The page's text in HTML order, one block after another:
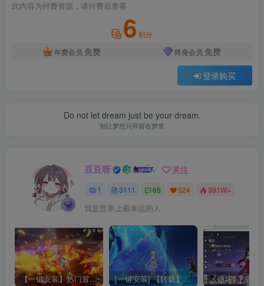
此内容为付费资源，请付费后查看
6 积分
年费会员 免费 终身会员 免费
登录购买
Do not let dream just be your dream.
别让梦想只停留在梦里
豆豆呀 关注
1 3111 65 524 391W+
我是世界上最幸运的人
【一键安装】热门冒险策略类游戏崩坏：星穹铁道全新2.3版本一键端+一键代理+一键启动+免虚拟机 [一键安装] 【转载】原神3.4真端服务端+源码+配套客户端+详尽说明+GM工具+源码说明文件